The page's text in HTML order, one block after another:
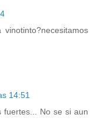
14:51
fuertes... No se si aun